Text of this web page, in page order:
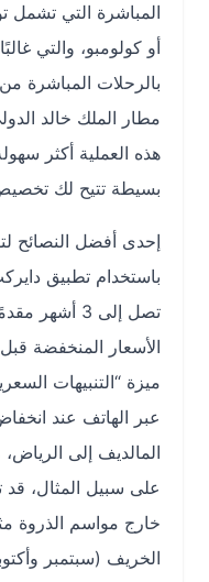
المباشرة التي تشمل
أو كولومبو، والتي غالبًا ما
هذه العملية أكثر سهولة
بسيطة تتيح لك تخصيص
إحدى أفضل النصائح لتوفير
باستخدام تطبيق دايركت،
تصل إلى 3 أشهر
الأسعار المنخفضة قبل
ميزة “التنبيهات السعرية”
عبر الهاتف عند انخفاض
المالديف إلى الرياض،
على سبيل المثال، قد تجد
خارج مواسم الذروة مثل
الخريف (سبتمبر وأكتوبر)،